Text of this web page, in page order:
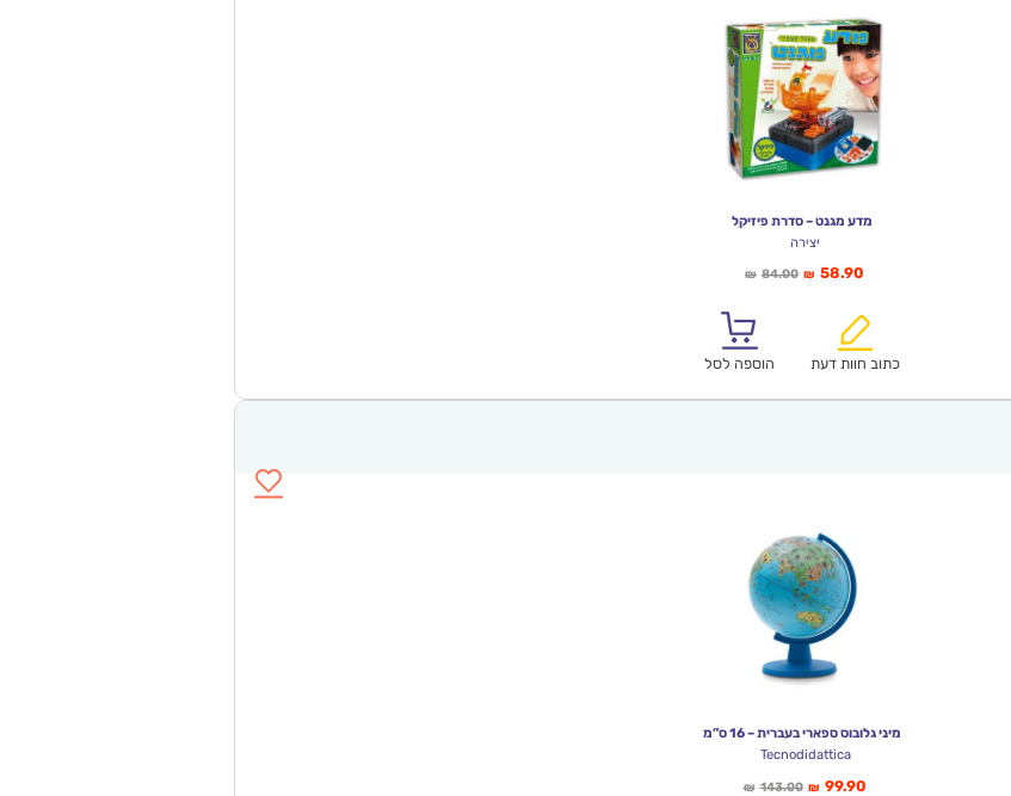
מדע מגנט – סדרת פיזיקל
יצירה
₪ 84.00המחיר
₪84.00.
₪ 58.90
הוא:
כתוב חוות דעת
הוספה לסל
מיני גלובוס ספארי בעברית – 16 ס”מ
Tecnodidattica
₪ 143.00המחיר
₪ 99.90המחיר